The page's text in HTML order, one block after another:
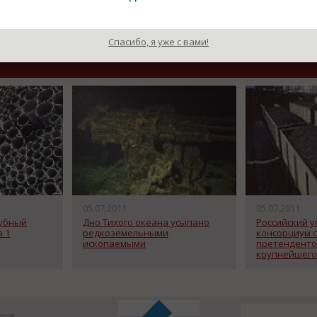
1
05.07.2011
Дно Тихого океана усыпано
редкоземельными
ископаемыми
05.07.2011
Российский
консорциум
Спасибо, я уже с вами!